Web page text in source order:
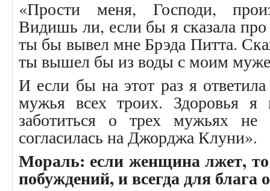
«Прости меня, Господи,
Видишь ли, если бы я сказала
ты бы вывел мне Брэда Питта.
ты вышел бы из воды с моим
И если бы на этот раз я
мужья всех троих. Здоровья я
заботиться о трех мужьях
согласилась на Джорджа Клуни».
Мораль: если женщина лжет,
побуждений, и всегда для